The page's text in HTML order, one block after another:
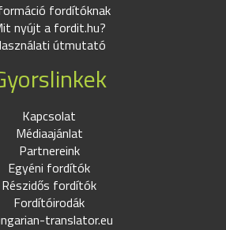
fordítóknak
nyújt a fordit.hu?
útmutató
Kapcsolat
Médiaajánlat
Partnereink
Egyéni fordítók
Részidős fordítók
Fordítóirodák
translator.eu